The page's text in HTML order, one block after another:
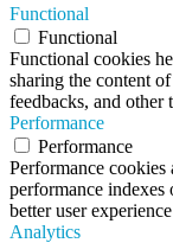
Functional
Functional
Functional cookies
sharing the content
feedbacks, and other
Performance
Performance
Performance cookies
performance
better user
Analytics